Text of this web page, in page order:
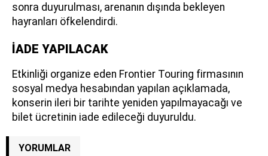
sonra duyurulması, arenanın dışında bekleyen
hayranları öfkelendirdi.
İADE YAPILACAK
Etkinliği organize eden Frontier Touring firmasının
sosyal medya hesabından yapılan açıklamada,
konserin ileri bir tarihte yeniden yapılmayacağı ve
bilet ücretinin iade edileceği duyuruldu.
YORUMLAR